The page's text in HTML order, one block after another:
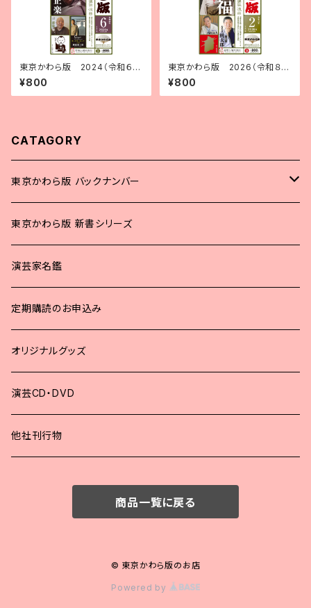
東京かわら版 2024（令和６）
年６月号
¥800
東京かわら版 2026（令和８）
年２月号
¥800
CATAGORY
東京かわら版 バックナンバー
2025年
2024年
2023年
2022年
2021年
2020年
東京かわら版 新書シリーズ
演芸家名鑑
定期購読のお申込み
オリジナルグッズ
演芸CD・DVD
他社刊行物
商品一覧に戻る
© 東京かわら版のお店
Powered by